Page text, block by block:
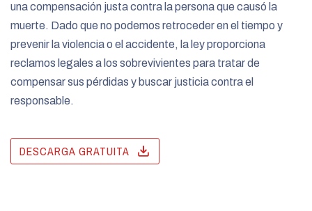
una compensación justa contra la persona que causó la
muerte. Dado que no podemos retroceder en el tiempo y
prevenir la violencia o el accidente, la ley proporciona
reclamos legales a los sobrevivientes para tratar de
compensar sus pérdidas y buscar justicia contra el
responsable.
DESCARGA GRATUITA